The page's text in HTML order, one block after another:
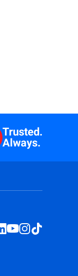
Trusted.
Always.